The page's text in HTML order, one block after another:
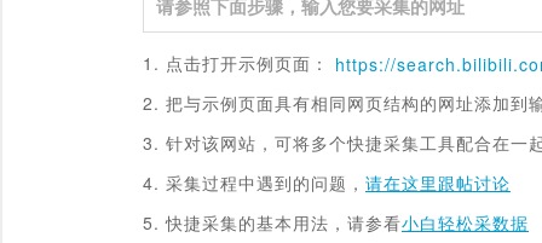
1. 点击打开示例页面： https://
2. 把与示例页面具有相同网页结构的网址添加到
3. 针对该网站，可将多个快捷采集工具配合在一
4. 采集过程中遇到的问题， 请在这里跟帖讨论
5. 快捷采集的基本用法，请参看小白轻松采数据